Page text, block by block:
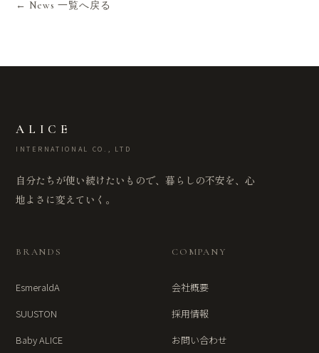
← News 一覧へ戻る
ALICE
INTERNATIONAL CO., LTD
自分たちが使い続けたいもので、暮らしの不安を、心
地よさに変えていく。
BRANDS
EsmeraldA
SUUSTON
Baby ALICE
COMPANY
会社概要
採用情報
お問い合わせ